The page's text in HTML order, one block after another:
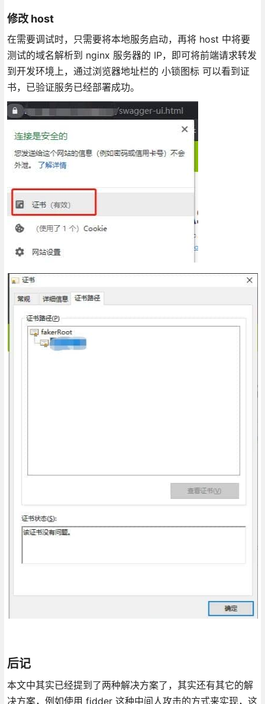
修改 host
在需要调试时，只需要将本地服务启动，再将 host 中将要
测试的域名解析到 nginx 服务器的 IP，即可将前端请求转发
到开发环境上，通过浏览器地址栏的 小锁图标 可以看到证
书，已验证服务已经部署成功。
后记
本文中其实已经提到了两种解决方案了，其实还有其它的解
决方案，例如使用 fidder 这种中间人攻击的方式来实现，这